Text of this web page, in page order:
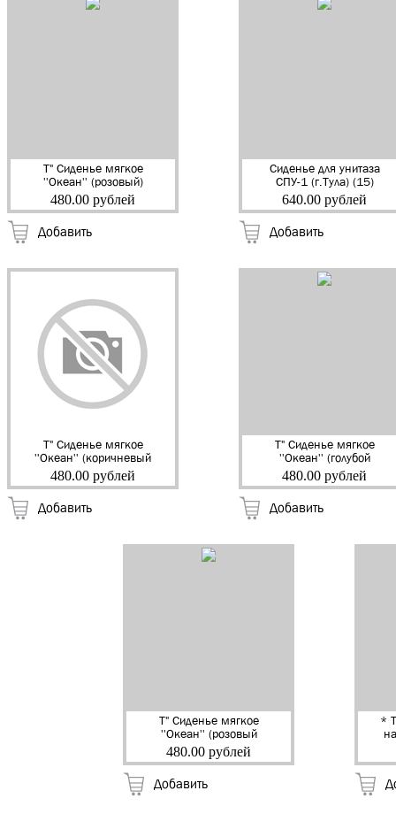
Т" Сиденье мягкое
''Океан'' (розовый)
(17)
480.00 рублей
Добавить
Сиденье для унитаза
СПУ-1 (г.Тула) (15)
640.00 рублей
Добавить
Т" Сиденье мягкое
''Океан'' (коричневый
фотопринт) (17)
480.00 рублей
Добавить
Т" Сиденье мягкое
''Океан'' (голубой
ассорти фотопринт)
(17)
480.00 рублей
Добавить
Т" Сиденье мягкое
''Океан'' (розовый
ассорти фотопринт)
(17)
480.00 рублей
Добавить
*